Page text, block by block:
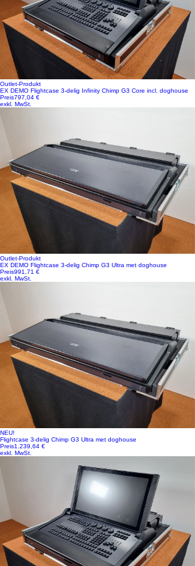
Outlet-Produkt
EX DEMO Flightcase 3-delig Infinity Chimp G3 Core incl. doghouse
Preis797,04 €
exkl. MwSt.
Outlet-Produkt
EX DEMO Flightcase 3-delig Chimp G3 Ultra met doghouse
Preis991,71 €
exkl. MwSt.
NEU!
Flightcase 3-delig Chimp G3 Ultra met doghouse
Preis1.239,64 €
exkl. MwSt.